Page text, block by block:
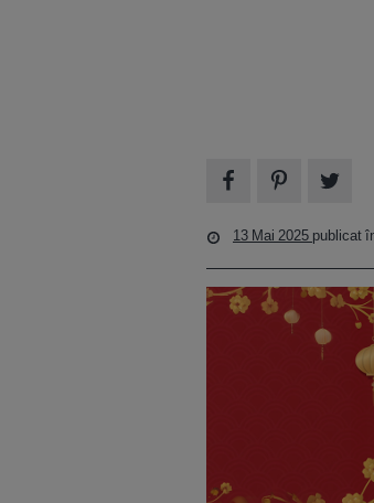
13 Mai 2025 publicat